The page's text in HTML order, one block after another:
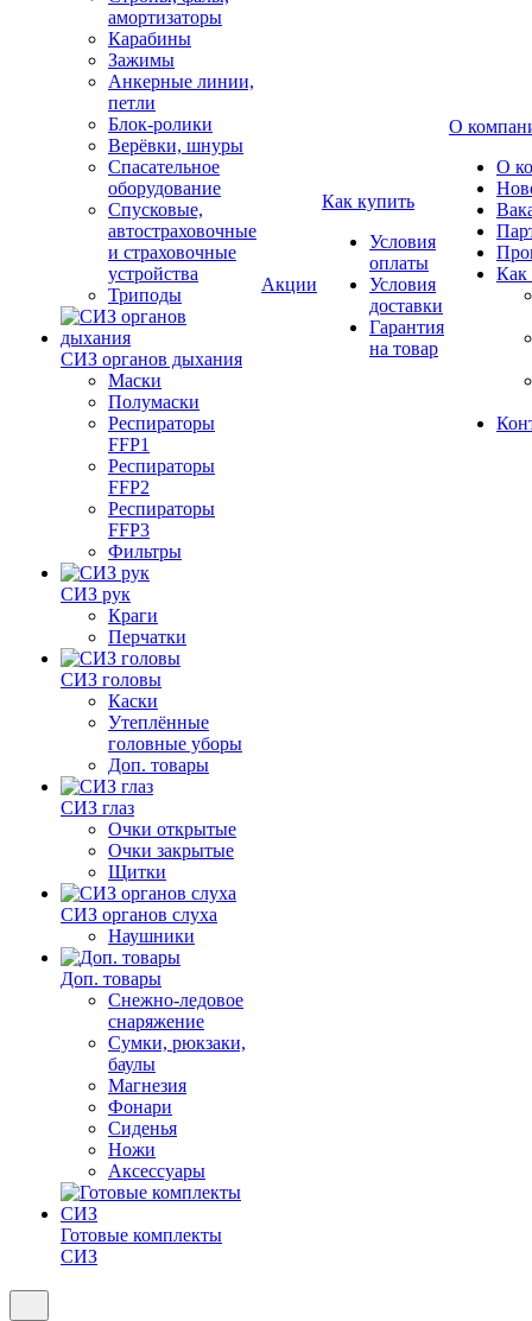
амортизаторы
Карабины
Зажимы
Анкерные линии,
петли
Блок-ролики
Верёвки, шнуры
Спасательное
оборудование
Спусковые,
автостраховочные
и страховочные
устройства
Триподы
СИЗ органов дыхания
Маски
Полумаски
Респираторы
FFP1
Респираторы
FFP2
Респираторы
FFP3
Фильтры
СИЗ рук
Краги
Перчатки
СИЗ головы
Каски
Утеплённые
головные уборы
Доп. товары
СИЗ глаз
Очки открытые
Очки закрытые
Щитки
СИЗ органов слуха
Наушники
Доп. товары
Снежно-ледовое
снаряжение
Сумки, рюкзаки,
баулы
Магнезия
Фонари
Сиденья
Ножи
Аксессуары
Готовые комплекты
СИЗ
Акции
Как купить
Условия
оплаты
Условия
доставки
Гарантия
на товар
О
О
Как